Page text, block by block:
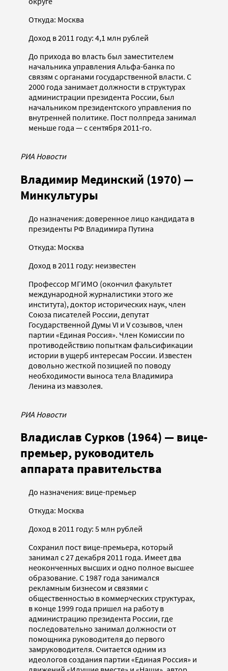
Откуда: Москва
Доход в 2011 году: 4,1 млн рублей
До прихода во власть был заместителем
начальника управления Альфа-банка по
связям с органами государственной власти. С
2000 года занимает должности в структурах
администрации президента России, был
начальником президентского управления по
внутренней политике. Пост полпреда занимал
меньше года — с сентября 2011-го.
РИА Новости
Владимир Мединский (1970) —
Минкультуры
До назначения: доверенное лицо кандидата в
президенты РФ Владимира Путина
Откуда: Москва
Доход в 2011 году: неизвестен
Профессор МГИМО (окончил факультет
международной журналистики этого же
института), доктор исторических наук, член
Союза писателей России, депутат
Государственной Думы VI и V созывов, член
партии «Единая Россия». Член Комиссии по
противодействию попыткам фальсификации
истории в ущерб интересам России. Известен
довольно жесткой позицией по поводу
необходимости выноса тела Владимира
Ленина из мавзолея.
РИА Новости
Владислав Сурков (1964) — вице-
премьер, руководитель
аппарата правительства
До назначения: вице-премьер
Откуда: Москва
Доход в 2011 году: 5 млн рублей
Сохранил пост вице-премьера, который
занимал с 27 декабря 2011 года. Имеет два
неоконченных высших и одно полное высшее
образование. С 1987 года занимался
рекламным бизнесом и связями с
общественностью в коммерческих структурах,
в конце 1999 года пришел на работу в
администрацию президента России, где
последовательно занимал должности от
помощника руководителя до первого
замруководителя. Считается одним из
идеологов создания партии «Единая Россия» и